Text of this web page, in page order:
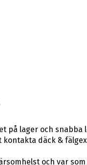
på lager och
däck &
och var